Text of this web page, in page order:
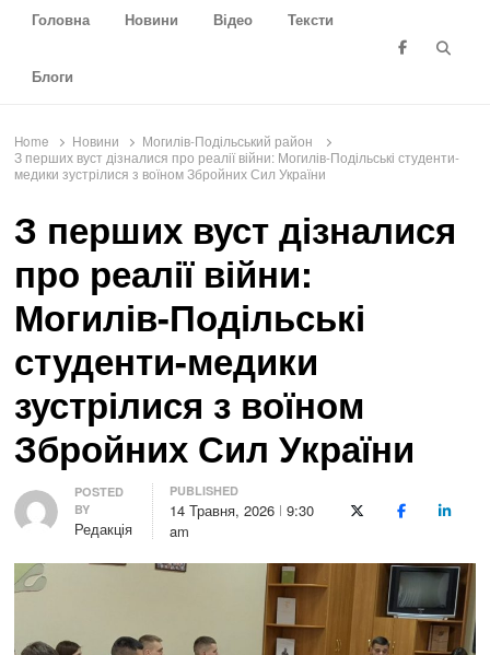
Головна
Новини Відео Тексти
Блоги
Home Новини
Могилів-Подільський район
З перших вуст дізналися про реалії війни: Могилів-Подільські студенти-
медики зустрілися з воїном Збройних Сил України
З перших вуст дізналися
про реалії війни:
Могилів-Подільські
студенти-медики
зустрілися з воїном
Збройних Сил України
Author
POSTED
BY
Редакція
PUBLISHED
14 Травня, 2026
9:30
am
X (Twitter)Facebook